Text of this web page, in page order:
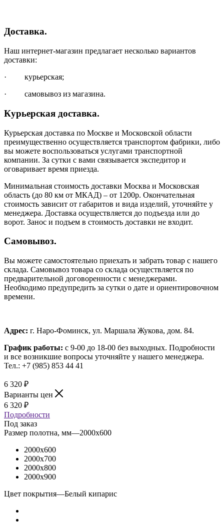
Доставка.
Наш интернет-магазин предлагает несколько вариантов
доставки:
· курьерская;
· самовывоз из магазина.
Курьерская доставка.
Курьерская доставка по Москве и Московской области
преимущественно осуществляется транспортом фабрики, либо
вы можете воспользоваться услугами транспортной
компании. За сутки с вами связывается экспедитор и
оговаривает время приезда.
Минимальная стоимость доставки Москва и Московская
область (до 80 км от МКАД) – от 1200р. Окончательная
стоимость зависит от габаритов и вида изделий, уточняйте у
менеджера. Доставка осуществляется до подъезда или до
ворот. Занос и подъем в стоимость доставки не входит.
Самовывоз.
Вы можете самостоятельно приехать и забрать товар с нашего
склада. Самовывоз товара со склада осуществляется по
предварительной договоренности с менеджерами.
Необходимо предупредить за сутки о дате и ориентировочном
времени.
Адрес: г. Наро-Фоминск, ул. Маршала Жукова, дом. 84.
График работы: с 9-00 до 18-00 без выходных. Подробности
и все возникшие вопросы уточняйте у нашего менеджера.
Тел.: +7 (985) 853 44 41
6 320 ₽
Варианты цен
6 320 ₽
Подробности
Под заказ
Размер полотна, мм—2000x600
2000x600
2000x700
2000x800
2000x900
Цвет покрытия—Белый кипарис